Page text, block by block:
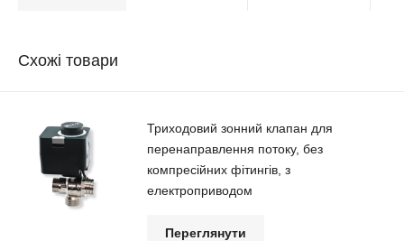
Схожі товари
Триходовий зонний клапан для
перенаправлення потоку, без
компресійних фітингів, з
електроприводом
Переглянути